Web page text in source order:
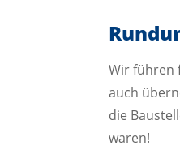
Wir führen
auch
die
waren!